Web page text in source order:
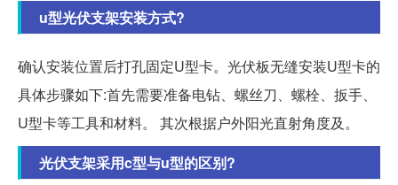
u型光伏支架安装方式?
确认安装位置后打孔固定U型卡。光伏板无缝安装U型卡的
具体步骤如下:首先需要准备电钻、螺丝刀、螺栓、扳手、
U型卡等工具和材料。 其次根据户外阳光直射角度及。
光伏支架采用c型与u型的区别?